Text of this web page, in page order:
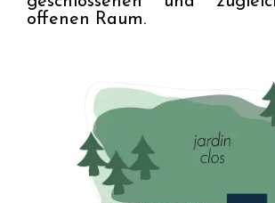
offenen Raum.